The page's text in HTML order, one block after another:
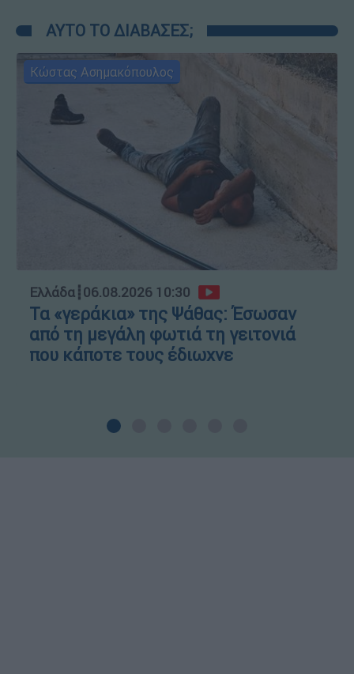
ΑΥΤΟ ΤΟ ΔΙΑΒΑΣΕΣ;
Κώστας Ασημακόπουλος
Ελλάδα┋06.08.2026 10:30
Τα «γεράκια» της Ψάθας: Έσωσαν
από τη μεγάλη φωτιά τη γειτονιά
που κάποτε τους έδιωχνε